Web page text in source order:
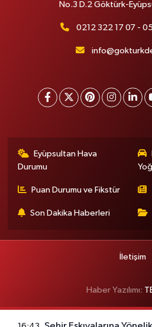
No.3 D.2 Göktürk-
0212 322 17 07 -
Eyüpsultan Hava
Durumu
Puan Durumu ve Fikstür
Son Dakika Haberleri
İletişim
Haber Yazılımı: